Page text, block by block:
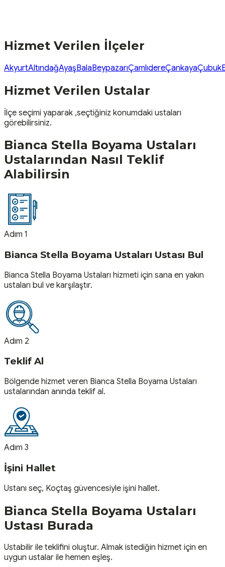
Hizmet Verilen İlçeler
AkyurtAltındağAyaşBalaBeypazarıÇamlıdereÇankayaÇubuk
Hizmet Verilen Ustalar
İlçe seçimi yaparak ,seçtiğiniz konumdaki ustaları
görebilirsiniz.
Bianca Stella Boyama Ustaları
Ustalarından Nasıl Teklif
Alabilirsin
Adım 1
Bianca Stella Boyama Ustaları Ustası Bul
Bianca Stella Boyama Ustaları hizmeti için sana en yakın
ustaları bul ve karşılaştır.
Adım 2
Teklif Al
Bölgende hizmet veren Bianca Stella Boyama Ustaları
ustalarından anında teklif al.
Adım 3
İşini Hallet
Ustanı seç, Koçtaş güvencesiyle işini hallet.
Bianca Stella Boyama Ustaları
Ustası Burada
Ustabilir ile teklifini oluştur. Almak istediğin hizmet için en
uygun ustalar ile hemen eşleş.